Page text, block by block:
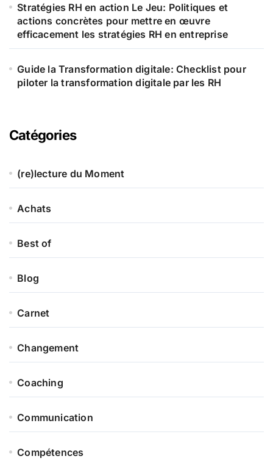
Stratégies RH en action Le Jeu: Politiques et
actions concrètes pour mettre en œuvre
efficacement les stratégies RH en entreprise
Guide la Transformation digitale: Checklist pour
piloter la transformation digitale par les RH
Catégories
(re)lecture du Moment
Achats
Best of
Blog
Carnet
Changement
Coaching
Communication
Compétences